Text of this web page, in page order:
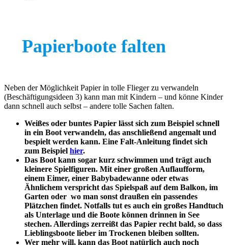
Papierboote falten
Neben der Möglichkeit Papier in tolle Flieger zu verwandeln
(Beschäftigungsideen 3) kann man mit Kindern – und könne Kinder
dann schnell auch selbst – andere tolle Sachen falten.
Weißes oder buntes Papier lässt sich zum Beispiel schnell
in ein Boot verwandeln, das anschließend angemalt und
bespielt werden kann. Eine Falt-Anleitung findet sich
zum Beispiel hier.
Das Boot kann sogar kurz schwimmen und trägt auch
kleinere Spielfiguren. Mit einer großen Auflaufform,
einem Eimer, einer Babybadewanne oder etwas
Ähnlichem verspricht das Spielspaß auf dem Balkon, im
Garten oder wo man sonst draußen ein passendes
Plätzchen findet. Notfalls tut es auch ein großes Handtuch
als Unterlage und die Boote können drinnen in See
stechen. Allerdings zerreißt das Papier recht bald, so dass
Lieblingsboote lieber im Trockenen bleiben sollten.
Wer mehr will, kann das Boot natürlich auch noch